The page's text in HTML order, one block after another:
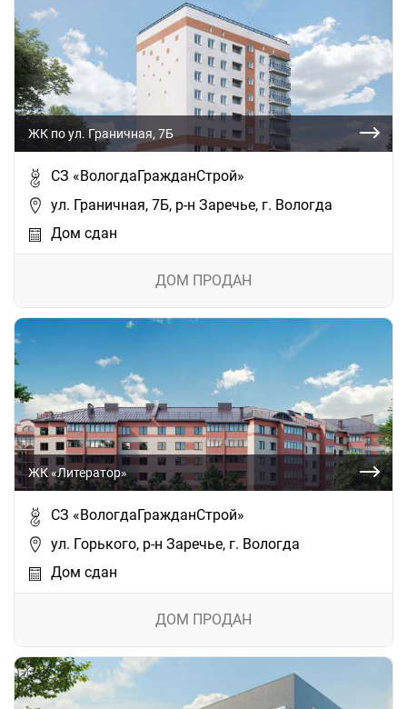
ЖК по ул. Граничная, 7Б
СЗ «ВологдаГражданСтрой»
ул. Граничная, 7Б, р-н Заречье, г. Вологда
Дом сдан
ДОМ ПРОДАН
ЖК «Литератор»
СЗ «ВологдаГражданСтрой»
ул. Горького, р-н Заречье, г. Вологда
Дом сдан
ДОМ ПРОДАН